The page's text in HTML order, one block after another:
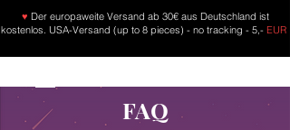
♥ Der europaweite Versand ab 30€ aus Deutschland ist
kostenlos. USA-Versand (up to 8 pieces) - no tracking - 5,- EUR
FAQ